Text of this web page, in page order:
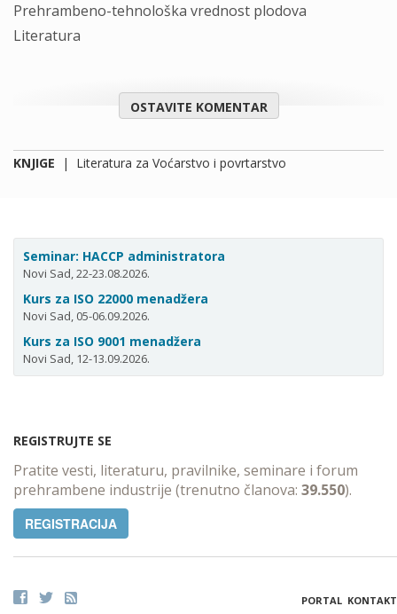
Prehrambeno-tehnološka vrednost plodova
Literatura
OSTAVITE KOMENTAR
KNJIGE | Literatura za Voćarstvo i povrtarstvo
Seminar: HACCP administratora
Novi Sad, 22-23.08.2026.
Kurs za ISO 22000 menadžera
Novi Sad, 05-06.09.2026.
Kurs za ISO 9001 menadžera
Novi Sad, 12-13.09.2026.
REGISTRUJTE SE
Pratite vesti, literaturu, pravilnike, seminare i forum
prehrambene industrije (trenutno članova: 39.550).
REGISTRACIJA
PORTAL KONTAKT